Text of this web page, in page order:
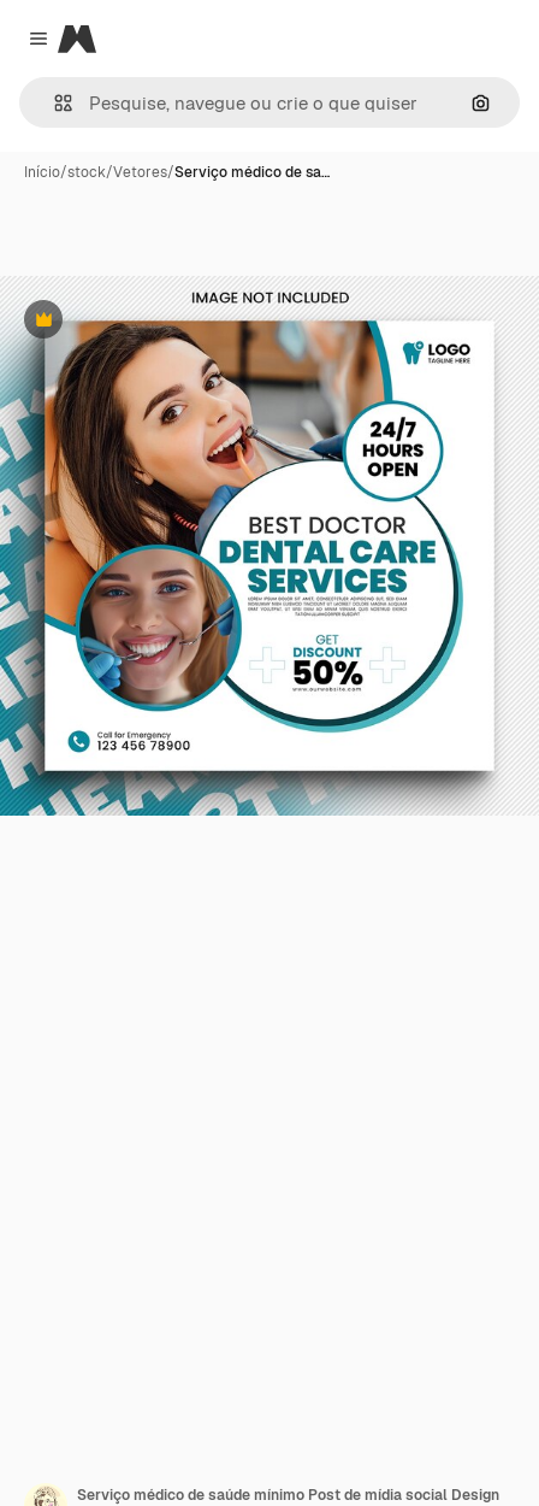
Close menu
Magnific
Início/stock/Vetores/Serviço médico de sa…
Premium
Serviço médico de saúde mínimo Post de mídia social Design